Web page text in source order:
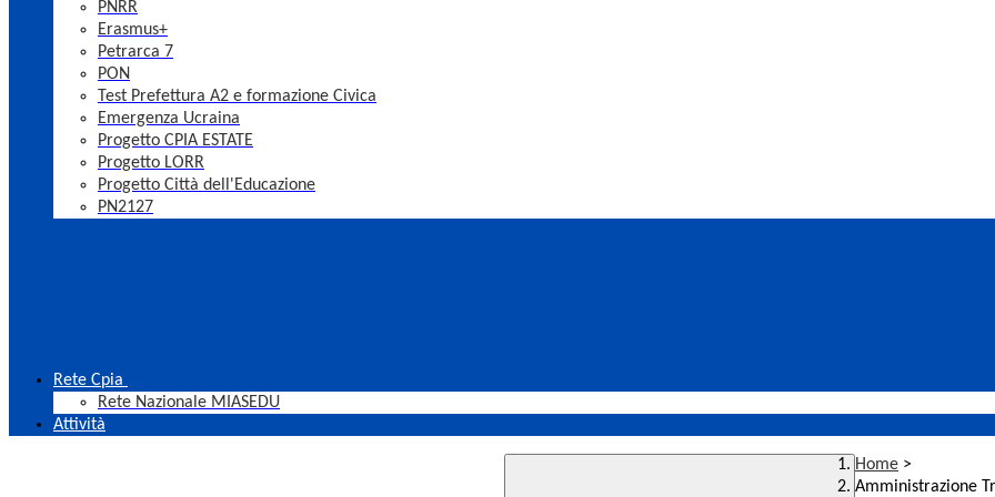
PNRR
Erasmus+
Petrarca 7
PON
Test Prefettura A2 e formazione Civica
Emergenza Ucraina
Progetto CPIA ESTATE
Progetto LORR
Progetto Città dell'Educazione
PN2127
Rete Cpia
Rete Nazionale MIASEDU
Attività
Home >
Amministrazione